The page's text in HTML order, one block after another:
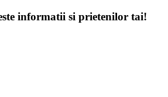
informatii si prietenilor tai!